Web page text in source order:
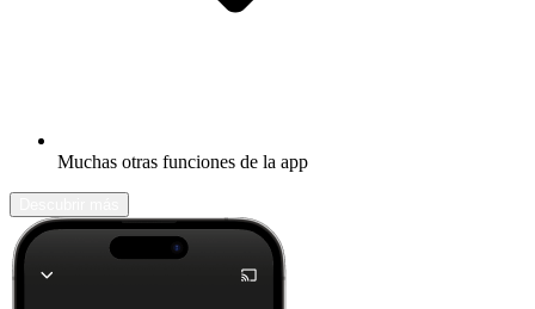
Muchas otras funciones de la app